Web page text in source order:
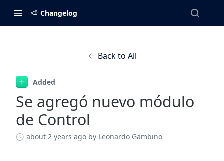
Changelog
Back to All
Added
Se agregó nuevo módulo
de Control
about 2 years ago by Leonardo Gambino